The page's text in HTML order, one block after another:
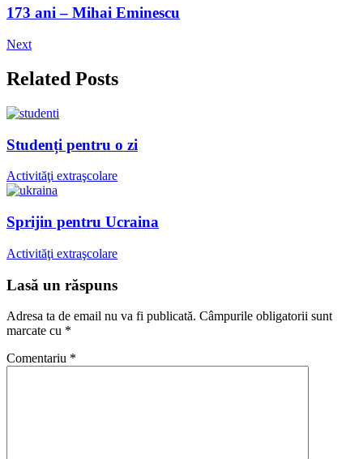
173 ani – Mihai Eminescu
Next
Related Posts
Studenți pentru o zi
Activităţi extraşcolare
Sprijin pentru Ucraina
Activităţi extraşcolare
Lasă un răspuns
Adresa ta de email nu va fi publicată. Câmpurile obligatorii sunt
marcate cu *
Comentariu *